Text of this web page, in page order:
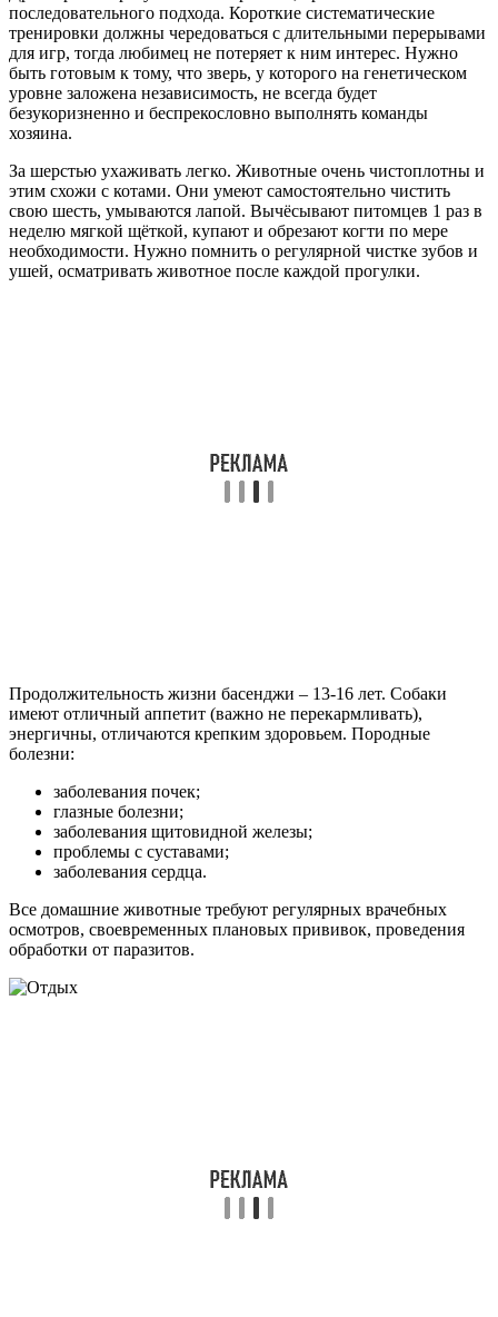
последовательного подхода. Короткие систематические
тренировки должны чередоваться с длительными перерывами
для игр, тогда любимец не потеряет к ним интерес. Нужно
быть готовым к тому, что зверь, у которого на генетическом
уровне заложена независимость, не всегда будет
безукоризненно и беспрекословно выполнять команды
хозяина.
За шерстью ухаживать легко. Животные очень чистоплотны и
этим схожи с котами. Они умеют самостоятельно чистить
свою шесть, умываются лапой. Вычёсывают питомцев 1 раз в
неделю мягкой щёткой, купают и обрезают когти по мере
необходимости. Нужно помнить о регулярной чистке зубов и
ушей, осматривать животное после каждой прогулки.
Продолжительность жизни басенджи – 13-16 лет. Собаки
имеют отличный аппетит (важно не перекармливать),
энергичны, отличаются крепким здоровьем. Породные
болезни:
заболевания почек;
глазные болезни;
заболевания щитовидной железы;
проблемы с суставами;
заболевания сердца.
Все домашние животные требуют регулярных врачебных
осмотров, своевременных плановых прививок, проведения
обработки от паразитов.